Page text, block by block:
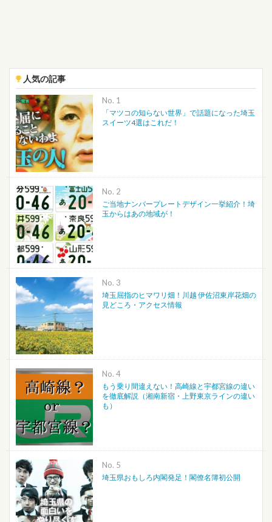
人気の記事
No.
「マツコの知らない世界」で話題になった埼玉
スイーツ4選はこれだ！
No.
ご当地ナンバープレートデザイン一挙紹介！埼
玉からはあの地域が！
No.
埼玉屈指のヒマワリ畑！川越 伊佐沼東岸花畑の
見どころ・アクセス情報
No.
もう乗り間違えない！高崎線と宇都宮線の違い
を徹底解説（湘南新宿・上野東京ラインの違い
も）
No.
埼玉県おもしろ内閣発足！閣僚名簿初公開